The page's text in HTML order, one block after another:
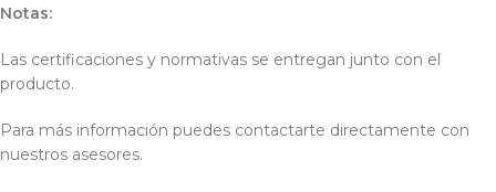
Notas:
Las certificaciones y normativas se entregan junto con el
producto.
Para más información puedes contactarte directamente con
nuestros asesores.